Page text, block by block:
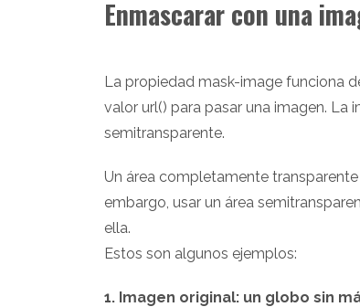
Enmascarar con una
La propiedad mask-image funciona
valor url() para pasar una imagen. La
semitransparente.
Un área completamente
embargo, usar un área
ella.
Estos son algunos ejemplos:
1. Imagen original: un globo sin